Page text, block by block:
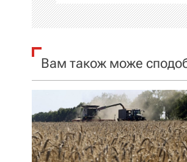
і
я
а
п
и
Вам також може